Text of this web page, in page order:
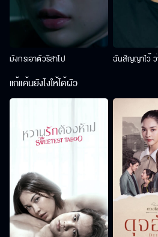
มังกรเอาตัวริสาไป ฉันสัญญาไว้
แก้แค้นยังไงให้ได้ผัว